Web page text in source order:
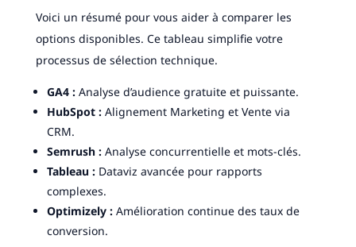
Voici un résumé pour vous aider à comparer les
options disponibles. Ce tableau simplifie votre
processus de sélection technique.
GA4 :Analyse d’audience gratuite et puissante.
HubSpot :Alignement Marketing et Vente via
CRM.
Semrush :Analyse concurrentielle et mots-clés.
Tableau :Dataviz avancée pour rapports
complexes.
Optimizely :Amélioration continue des taux de
conversion.